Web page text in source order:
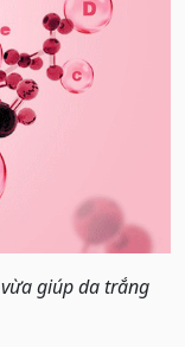
giúp da trắng